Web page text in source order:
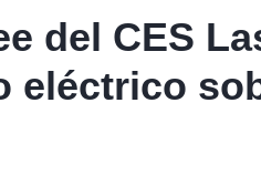
del CES
eléctrico